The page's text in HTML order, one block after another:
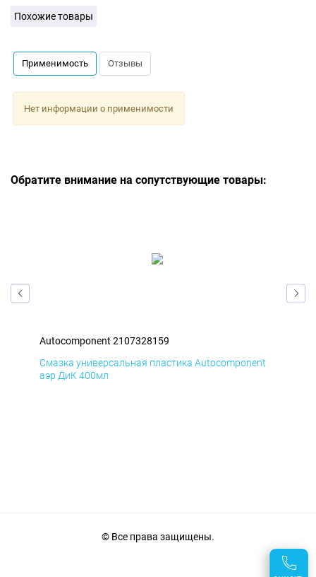
Похожие товары
Применимость Отзывы
Нет информации о применимости
Обратите внимание на сопутствующие товары:
Autocomponent 2107328159
Смазка универсальная пластика Autocomponent
аэр ДиК 400мл
© Все права защищены.